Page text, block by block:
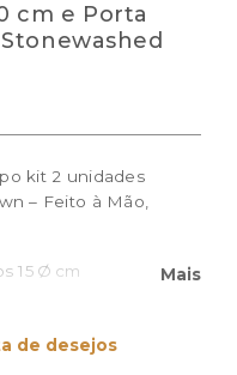
cm e Porta
kit 2 unidades
– Feito à Mão,
15 Ø cm
fibras
Mais
de desejos